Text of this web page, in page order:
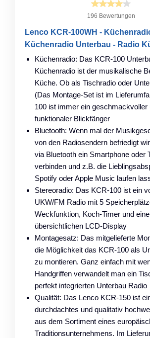
196 Bewertungen
Lenco KCR-100WH -
Küchenradio Unterbau - Radio
Küchenradio: Das KCR-100
Küchenradio ist der musikalische
Küche. Ob als Tischradio oder
(Das Montage-Set ist im
100 ist immer ein geschmackvoller
funktionaler Blickfänger
Bluetooth: Wenn mal der
von den Radiosendern befriedigt
via Bluetooth ein Smartphone oder
verbinden und z.B. die
Spotify oder Apple Music laufen
Stereoradio: Das KCR-100 ist ein
UKW/FM Radio mit 5
Weckfunktion, Koch-Timer und
übersichtlichen LCD-Display
Montagesatz: Das mitgelieferte
die Möglichkeit das KCR-100 als
zu montieren. Ganz einfach mit
Handgriffen verwandelt man ein
perfekt integrierten Unterbau Radio
Qualität: Das Lenco KCR-150 ist
durchdachtes und qualitativ
aus dem Sortiment eines
Traditionsunternehmens. Im